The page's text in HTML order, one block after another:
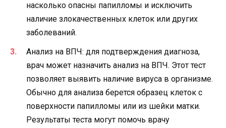
насколько опасны папилломы и исключить
наличие злокачественных клеток или других
заболеваний.
Анализ на ВПЧ: для подтверждения диагноза,
врач может назначить анализ на ВПЧ. Этот тест
позволяет выявить наличие вируса в организме.
Обычно для анализа берется образец клеток с
поверхности папилломы или из шейки матки.
Результаты теста могут помочь врачу